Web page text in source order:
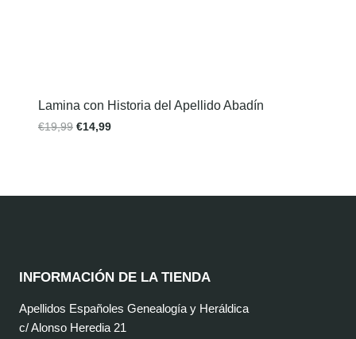
Lamina con Historia del Apellido Abadín
€19,99 €14,99
INFORMACIÓN DE LA TIENDA
Apellidos Españoles Genealogía y Heráldica
c/ Alonso Heredia 21